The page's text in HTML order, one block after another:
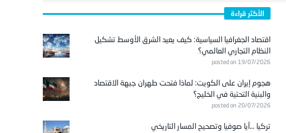
الأكثر قراءة
اقتصاد الجغرافيا السياسية: كيف يعيد الشرق الأوسط تشكيل
النظام التجاري العالمي؟
posted on 19/07/2026
هجوم إيران على الكويت: لماذا فتحت طهران جبهة الاقتصاد
والبنية التحتية في الخليج؟
posted on 20/07/2026
تركيا …آيا صوفيا وتصحيح المسار التاريخي